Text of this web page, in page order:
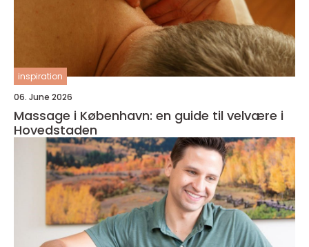
inspiration
06. June 2026
Massage i København: en guide til velvære i
Hovedstaden